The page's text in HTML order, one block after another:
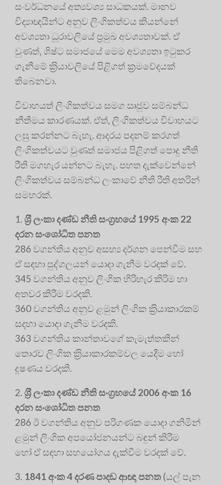
සංවර්ධනයේ අත්‍යවශ්‍ය සාධකයක්. මානව
විද්‍යාඥයින්ට අනුව ලිංගිකත්වය කියන්නේ
අවශ්‍යතා ධූරාවලියේ ප‍්‍රමුඛ අවශ්‍යතාවක්. ඒ
වුණත්, ශිෂ්ට සමාජයේ මෙම අවශ්‍යතා ඉටුකර
ගැනීමේ ක‍්‍රියාවලියේ පිළිගත් ක‍්‍රමවේදයක්
තිබෙනවා.
විවාහයත් ලිංගිකත්වය සමග ඍජුව සම්බන්ධ
නීතිමය කාරණයක්. ඒත්, ලිංගිකත්වය විවාහයට
ලඝු කරන්නට බැහැ. ආදරය පදනම් කරගත්
ලිංගිකත්වයට වුණත් සමාජය පිළිගත් පොදු නීති
රීති මගහැර යන්නට බැහැ. පහත දැක්වෙන්නේ
ලිංගිකත්වය සම්බන්ධ ලංකාවේ නීති රීති අතරින්
සමහරක්.
1. ශ‍්‍රී ලංකා දණ්ඩ නීති සංග‍්‍රහයේ 1995 අංක 22
දරන සංශෝධිත පනත
286 වගන්තිය අනුව අසභ්‍ය දර්ශන පෙන්වීම සහ
ඒ සඳහා පුද්ගලයන් යොදා ගැනීම වරදක් වේ.
345 වගන්තිය අනුව ලිංගික හිරිහැර කිරිම හා
අතවර කිරීම වරදකි.
360 වගන්තිය අනුව ළමුන් ලිංගික ක‍්‍රියාකාරකම්
සදහා යොදා ගැනීම වරදකි.
363 වගන්තිය කාන්තාවගේ කැමැත්තකින්
තොරව ලිංගික ක‍්‍රියාකාරකම්වල යෙදීම හෝ
දූෂණය වරදකි.
2. ශ‍්‍රී ලංකා දණ්ඩ නීති සංග‍්‍රහයේ 2006 අංක 16
දරන සංශෝධිත පනත
286 ඊ වගන්තිය අනුව පරිගණක යොදා ගනිමින්
ළමුන් ලිංගික අපයෝජනයන්ට බඳුන් කිරීම
හෝ ඒ සඳහා සහයෝගය දැක්වීම වරදක් වේ.
3. 1841 අංක 4 දරණ පාදඩ ආඥා පනත (යල් පැන